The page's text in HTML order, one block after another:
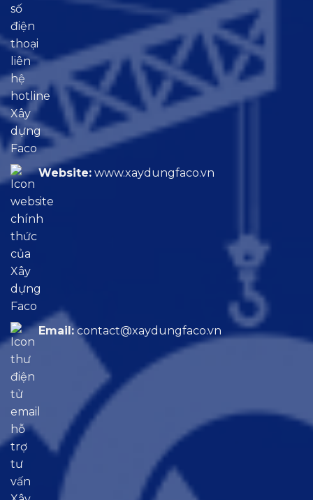
Website: www.xaydungfaco.vn
Email: contact@xaydungfaco.vn